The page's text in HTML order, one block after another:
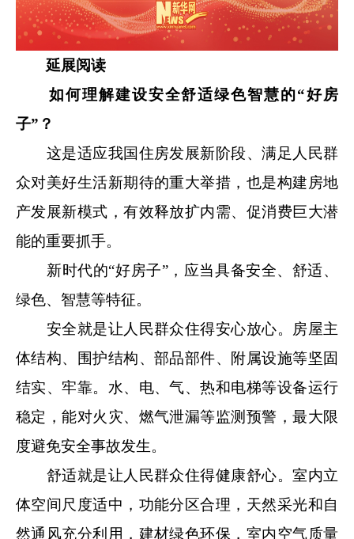
延展阅读
如何理解建设安全舒适绿色智慧的“好房
子”？
这是适应我国住房发展新阶段、满足人民群
众对美好生活新期待的重大举措，也是构建房地
产发展新模式，有效释放扩内需、促消费巨大潜
能的重要抓手。
新时代的“好房子”，应当具备安全、舒适、
绿色、智慧等特征。
安全就是让人民群众住得安心放心。房屋主
体结构、围护结构、部品部件、附属设施等坚固
结实、牢靠。水、电、气、热和电梯等设备运行
稳定，能对火灾、燃气泄漏等监测预警，最大限
度避免安全事故发生。
舒适就是让人民群众住得健康舒心。室内立
体空间尺度适中，功能分区合理，天然采光和自
然通风充分利用，建材绿色环保，室内空气质量